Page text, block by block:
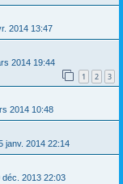
2014 13:47
2014 19:44
1 2 3
2014 10:48
janv. 2014 22:14
déc. 2013 22:03